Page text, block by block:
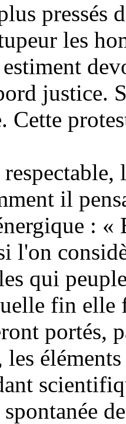
pressés
les
justice.
Cette
il
:
l'on
qui
fin elle
portés,